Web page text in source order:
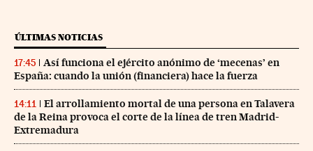
ÚLTIMAS NOTICIAS
17:45
Así funciona el ejército anónimo de ‘mecenas’ en
España: cuando la unión (financiera) hace la fuerza
14:11
El arrollamiento mortal de una persona en Talavera
de la Reina provoca el corte de la línea de tren Madrid-
Extremadura